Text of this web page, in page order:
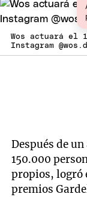
Wos actuará el
Instagram
Después de
150.000
propios, logró
premios